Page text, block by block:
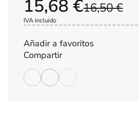
16,50 €
15,68 €
IVA incluido
Añadir a favoritos
Compartir